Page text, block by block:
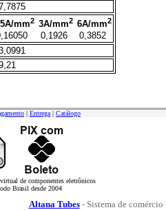
mm2 3A/mm2 6A/mm2
0,1926
0,3852
| Entrega | Catálogo
de componentes eletrônicos
Brasil desde 2004
Altana Tubes- Sistema de comércio